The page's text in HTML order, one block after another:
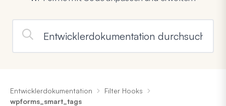
Entwicklerdokumentation
Filter Hooks
wpforms_smart_tags